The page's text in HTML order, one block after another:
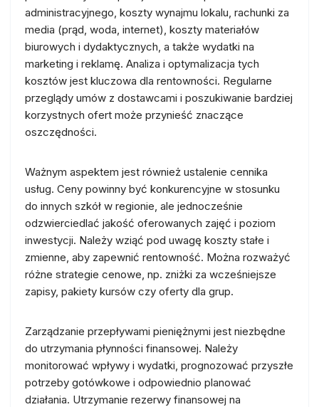
administracyjnego, koszty wynajmu lokalu, rachunki za
media (prąd, woda, internet), koszty materiałów
biurowych i dydaktycznych, a także wydatki na
marketing i reklamę. Analiza i optymalizacja tych
kosztów jest kluczowa dla rentowności. Regularne
przeglądy umów z dostawcami i poszukiwanie bardziej
korzystnych ofert może przynieść znaczące
oszczędności.
Ważnym aspektem jest również ustalenie cennika
usług. Ceny powinny być konkurencyjne w stosunku
do innych szkół w regionie, ale jednocześnie
odzwierciedlać jakość oferowanych zajęć i poziom
inwestycji. Należy wziąć pod uwagę koszty stałe i
zmienne, aby zapewnić rentowność. Można rozważyć
różne strategie cenowe, np. zniżki za wcześniejsze
zapisy, pakiety kursów czy oferty dla grup.
Zarządzanie przepływami pieniężnymi jest niezbędne
do utrzymania płynności finansowej. Należy
monitorować wpływy i wydatki, prognozować przyszłe
potrzeby gotówkowe i odpowiednio planować
działania. Utrzymanie rezerwy finansowej na